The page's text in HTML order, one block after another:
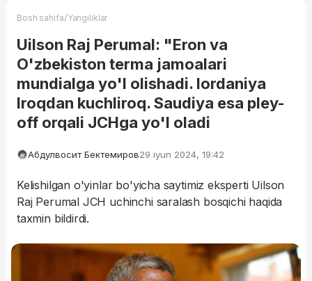
Bosh sahifa/Yangiliklar
Uilson Raj Perumal: "Eron va
O'zbekiston terma jamoalari
mundialga yo'l olishadi. Iordaniya
Iroqdan kuchliroq. Saudiya esa pley-
off orqali JCHga yo'l oladi
Абдулвосит Бектемиров29 iyun 2024, 19:42
Kelishilgan o'yinlar bo'yicha saytimiz eksperti Uilson
Raj Perumal JCH uchinchi saralash bosqichi haqida
taxmin bildirdi.